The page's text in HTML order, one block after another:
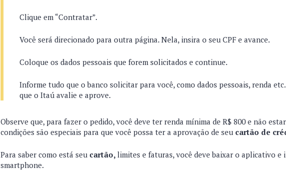
Clique em “Contratar”.
Você será direcionado para outra página. Nela, insira o seu CPF e avance.
Coloque os dados pessoais que forem solicitados e continue.
Informe tudo que o banco solicitar para você, como dados pessoais, renda
que o Itaú avalie e aprove.
Observe que, para fazer o pedido, você deve ter renda mínima de R$ 800 e não
condições são especiais para que você possa ter a aprovação de seu cartão de
Para saber como está seu cartão, limites e faturas, você deve baixar o aplicativo e
smartphone.